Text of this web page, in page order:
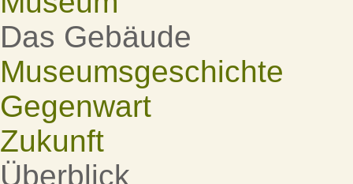
Das Gebäude
Museumsgeschichte
Gegenwart
Zukunft
Überblick